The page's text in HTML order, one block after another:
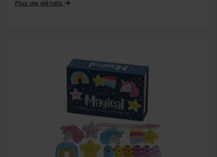
Plus de détails